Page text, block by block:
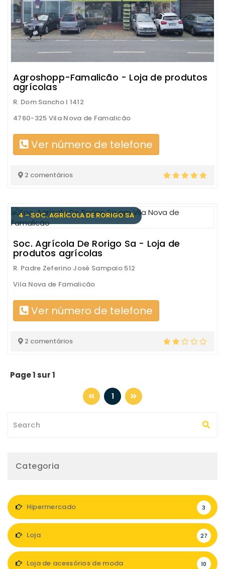
Agroshopp-Famalicão - Loja de produtos
agrícolas
R. Dom Sancho I 1412
4760-325 Vila Nova de Famalicão
Ver número de telefone
2 comentários
4 - SOC. AGRÍCOLA DE RORIGO SA
Soc. Agrícola De Rorigo Sa - Loja de
produtos agrícolas
R. Padre Zeferino José Sampaio 512
Vila Nova de Famalicão
Ver número de telefone
2 comentários
Page 1 sur 1
1
Categoria
Hipermercado 3
Loja 27
Loja de acessórios de moda 10